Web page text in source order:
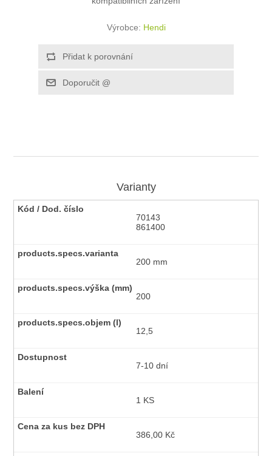
Výrobce: Hendi
Varianty
70143
861400
200 mm
200
12,5
7-10 dní
1 KS
386,00 Kč